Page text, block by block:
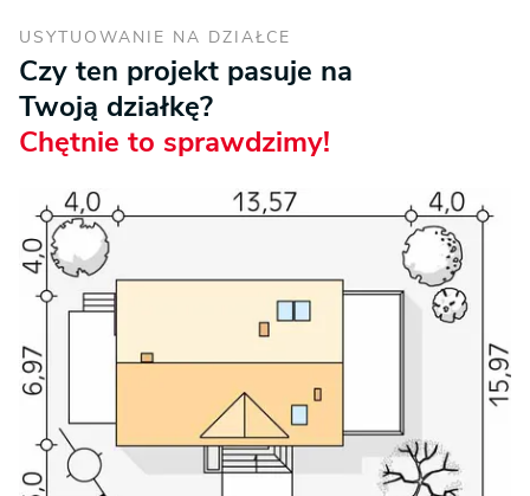
USYTUOWANIE NA DZIAŁCE
Czy ten projekt pasuje na
Twoją działkę?
Chętnie to sprawdzimy!